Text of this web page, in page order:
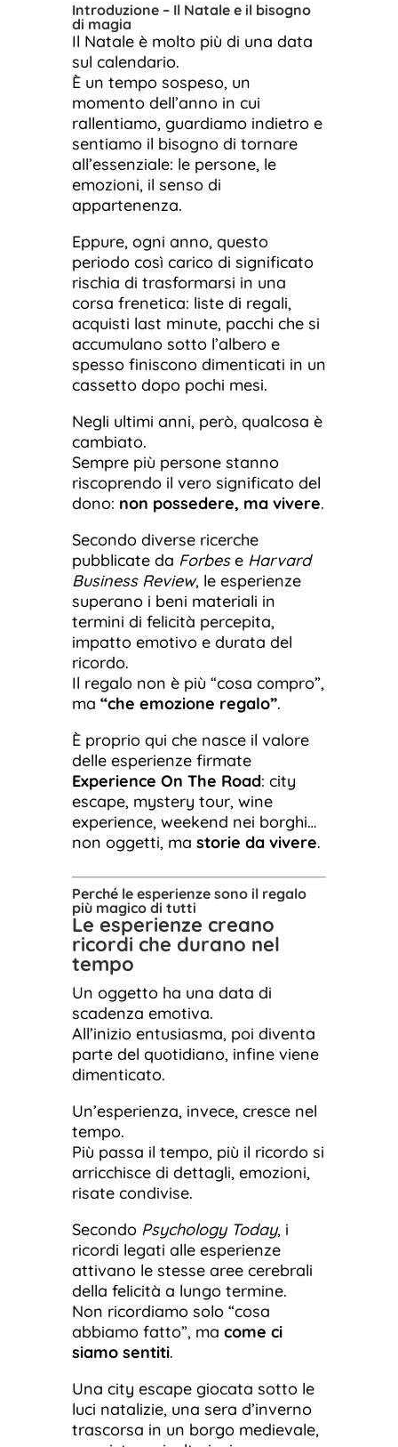
Introduzione – Il Natale e il bisogno
di magia
Il Natale è molto più di una data
sul calendario.
È un tempo sospeso, un
momento dell’anno in cui
rallentiamo, guardiamo indietro e
sentiamo il bisogno di tornare
all’essenziale: le persone, le
emozioni, il senso di
appartenenza.
Eppure, ogni anno, questo
periodo così carico di significato
rischia di trasformarsi in una
corsa frenetica: liste di regali,
acquisti last minute, pacchi che si
accumulano sotto l’albero e
spesso finiscono dimenticati in un
cassetto dopo pochi mesi.
Negli ultimi anni, però, qualcosa è
cambiato.
Sempre più persone stanno
riscoprendo il vero significato del
dono: non possedere, ma vivere.
Secondo diverse ricerche
pubblicate da Forbese Harvard
Business Review, le esperienze
superano i beni materiali in
termini di felicità percepita,
impatto emotivo e durata del
ricordo.
Il regalo non è più “cosa compro”,
ma “che emozione regalo”.
È proprio qui che nasce il valore
delle esperienze firmate
Experience On The Road: city
escape, mystery tour, wine
experience, weekend nei borghi…
non oggetti, ma storie da vivere.
Perché le esperienze sono il regalo
più magico di tutti
Le esperienze creano
ricordi che durano nel
tempo
Un oggetto ha una data di
scadenza emotiva.
All’inizio entusiasma, poi diventa
parte del quotidiano, infine viene
dimenticato.
Un’esperienza, invece, cresce nel
tempo.
Più passa il tempo, più il ricordo si
arricchisce di dettagli, emozioni,
risate condivise.
Secondo Psychology Today, i
ricordi legati alle esperienze
attivano le stesse aree cerebrali
della felicità a lungo termine.
Non ricordiamo solo “cosa
abbiamo fatto”, ma come ci
siamo sentiti.
Una city escape giocata sotto le
luci natalizie, una sera d’inverno
trascorsa in un borgo medievale,